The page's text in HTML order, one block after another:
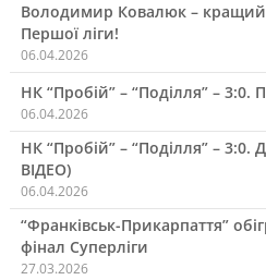
Володимир Ковалюк – кращий
Першої ліги!
06.04.2026
НК “Пробій” – “Поділля” – 3:0.
06.04.2026
НК “Пробій” – “Поділля” – 3:0.
ВІДЕО)
06.04.2026
“Франківськ-Прикарпаття”
фінал Суперліги
27.03.2026